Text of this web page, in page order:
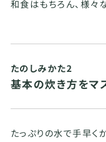
和食はもちろん、様々
たのしみかた2
基本の炊き方をマ
たっぷりの水で手早く